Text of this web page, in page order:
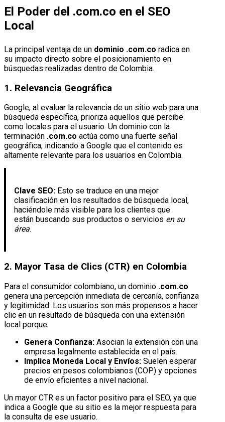
El Poder del .com.co en el SEO
Local
La principal ventaja de un dominio .com.co radica en
su impacto directo sobre el posicionamiento en
búsquedas realizadas dentro de Colombia.
1. Relevancia Geográfica
Google, al evaluar la relevancia de un sitio web para una
búsqueda específica, prioriza aquellos que percibe
como locales para el usuario. Un dominio con la
terminación .com.co actúa como una fuerte señal
geográfica, indicando a Google que el contenido es
altamente relevante para los usuarios en Colombia.
Clave SEO: Esto se traduce en una mejor
clasificación en los resultados de búsqueda local,
haciéndole más visible para los clientes que
están buscando sus productos o servicios en su
área.
2. Mayor Tasa de Clics (CTR) en Colombia
Para el consumidor colombiano, un dominio .com.co
genera una percepción inmediata de cercanía, confianza
y legitimidad. Los usuarios son más propensos a hacer
clic en un resultado de búsqueda con una extensión
local porque:
Genera Confianza: Asocian la extensión con una
empresa legalmente establecida en el país.
Implica Moneda Local y Envíos: Suelen esperar
precios en pesos colombianos (COP) y opciones
de envío eficientes a nivel nacional.
Un mayor CTR es un factor positivo para el SEO, ya que
indica a Google que su sitio es la mejor respuesta para
la consulta de ese usuario.